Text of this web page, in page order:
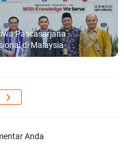
Pascasarjana
di Malaysia
Anda